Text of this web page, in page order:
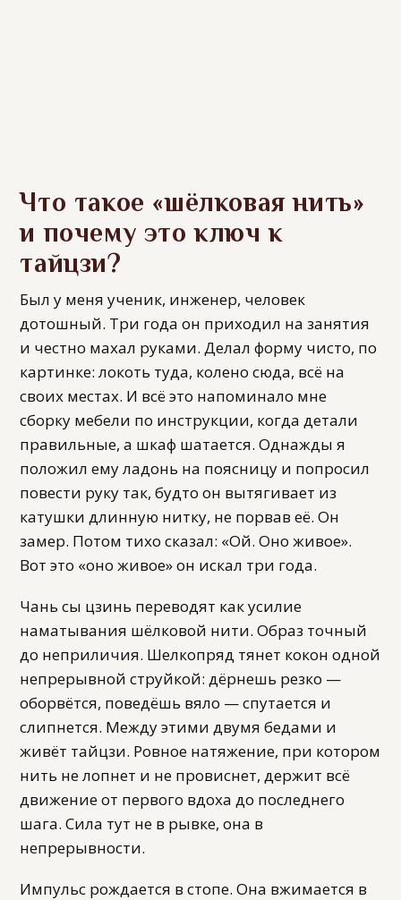
Что такое «шёлковая нить»
и почему это ключ к
тайцзи?
Был у меня ученик, инженер, человек
дотошный. Три года он приходил на занятия
и честно махал руками. Делал форму чисто, по
картинке: локоть туда, колено сюда, всё на
своих местах. И всё это напоминало мне
сборку мебели по инструкции, когда детали
правильные, а шкаф шатается. Однажды я
положил ему ладонь на поясницу и попросил
повести руку так, будто он вытягивает из
катушки длинную нитку, не порвав её. Он
замер. Потом тихо сказал: «Ой. Оно живое».
Вот это «оно живое» он искал три года.
Чань сы цзинь переводят как усилие
наматывания шёлковой нити. Образ точный
до неприличия. Шелкопряд тянет кокон одной
непрерывной струйкой: дёрнешь резко —
оборвётся, поведёшь вяло — спутается и
слипнется. Между этими двумя бедами и
живёт тайцзи. Ровное натяжение, при котором
нить не лопнет и не провиснет, держит всё
движение от первого вдоха до последнего
шага. Сила тут не в рывке, она в
непрерывности.
Импульс рождается в стопе. Она вжимается в